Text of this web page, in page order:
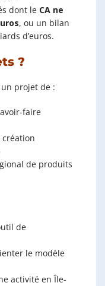
dont le CA ne
, ou un bilan
d’euros.
?
projet de :
faire
de produits
de
le modèle
activité en Île-